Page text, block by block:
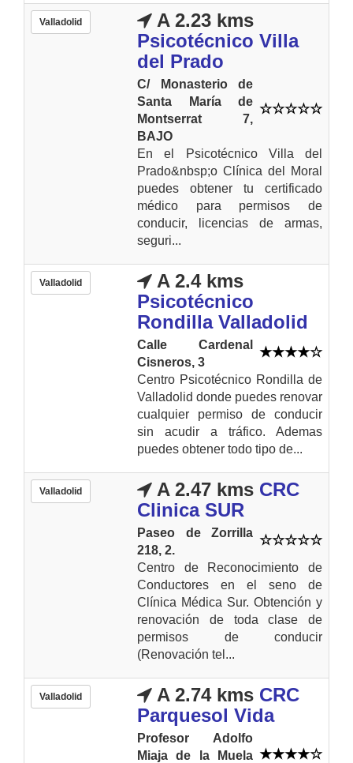
Valladolid
A 2.23 kms
Psicotécnico Villa
del Prado
C/ Monasterio de
Santa María de
Montserrat 7,
BAJO
En el Psicotécnico Villa del
Prado&nbsp;o Clínica del Moral
puedes obtener tu certificado
médico para permisos de
conducir, licencias de armas,
seguri...
Valladolid
A 2.4 kms
Psicotécnico
Rondilla Valladolid
Calle Cardenal
Cisneros, 3
Centro Psicotécnico Rondilla de
Valladolid donde puedes renovar
cualquier permiso de conducir
sin acudir a tráfico. Ademas
puedes obtener todo tipo de...
Valladolid A 2.47 kms CRC
Clinica SUR
Paseo de Zorrilla
218, 2.
Centro de Reconocimiento de
Conductores en el seno de
Clínica Médica Sur. Obtención y
renovación de toda clase de
permisos de conducir
(Renovación tel...
Valladolid A 2.74 kms CRC
Parquesol Vida
Profesor Adolfo
Miaja de la Muela